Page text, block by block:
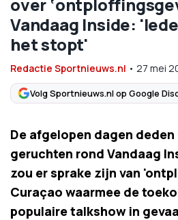
Vandaag Inside:
het stopt'
Redactie Sportnieuws.nl • 27 mei
Volg Sportnieuws.nl op Google
De afgelopen dagen
geruchten rond Vandaag
zou er sprake zijn van
Curaçao waarmee de
populaire talkshow in